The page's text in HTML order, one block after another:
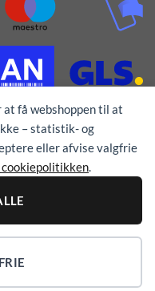
få webshoppen til at
– statistik- og
eller afvise valgfrie
.